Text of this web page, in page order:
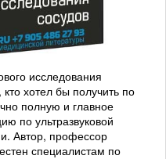
исследования
хотел бы получить по
полную и главное
по ультразвуковой
Автор, профессор
специалистам по